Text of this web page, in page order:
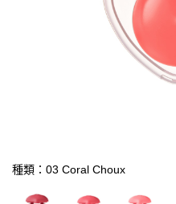
種類：03 Coral Choux